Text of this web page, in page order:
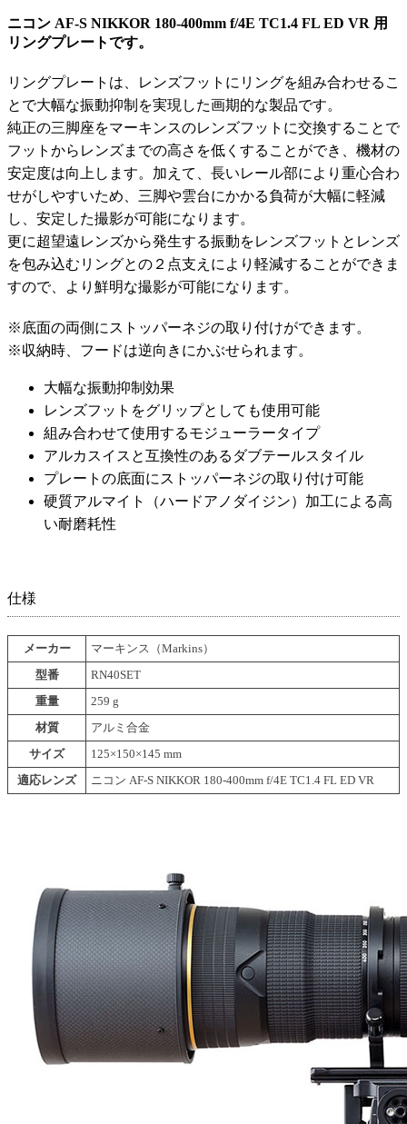
ニコン AF-S NIKKOR 180-400mm f/4E TC1.4 FL ED VR 用
リングプレートです。
リングプレートは、レンズフットにリングを組み合わせるこ
とで大幅な振動抑制を実現した画期的な製品です。
純正の三脚座をマーキンスのレンズフットに交換することで
フットからレンズまでの高さを低くすることができ、機材の
安定度は向上します。加えて、長いレール部により重心合わ
せがしやすいため、三脚や雲台にかかる負荷が大幅に軽減
し、安定した撮影が可能になります。
更に超望遠レンズから発生する振動をレンズフットとレンズ
を包み込むリングとの２点支えにより軽減することができま
すので、より鮮明な撮影が可能になります。
※底面の両側にストッパーネジの取り付けができます。
※収納時、フードは逆向きにかぶせられます。
大幅な振動抑制効果
レンズフットをグリップとしても使用可能
組み合わせて使用するモジューラータイプ
アルカスイスと互換性のあるダブテールスタイル
プレートの底面にストッパーネジの取り付け可能
硬質アルマイト（ハードアノダイジン）加工による高
い耐磨耗性
仕様
メーカー
マーキンス（Markins）
型番
RN40SET
重量
259 g
材質
アルミ合金
サイズ
125×150×145 mm
適応レンズ
ニコン AF-S NIKKOR 180-400mm f/4E TC1.4 FL ED VR